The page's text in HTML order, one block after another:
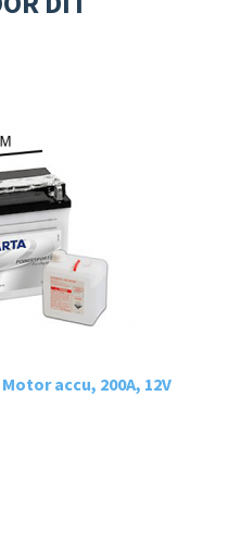
accu, 200A, 12V